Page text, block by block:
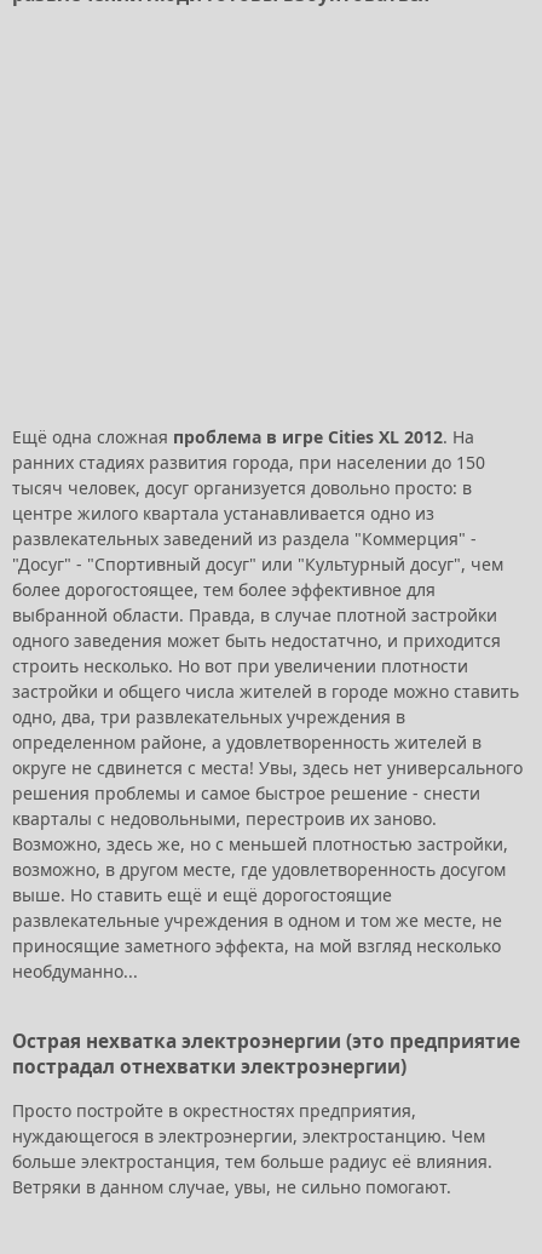
Ещё одна сложная проблема в игре Cities XL 2012. На
ранних стадиях развития города, при населении до 150
тысяч человек, досуг организуется довольно просто: в
центре жилого квартала устанавливается одно из
развлекательных заведений из раздела "Коммерция" -
"Досуг" - "Спортивный досуг" или "Культурный досуг", чем
более дорогостоящее, тем более эффективное для
выбранной области. Правда, в случае плотной застройки
одного заведения может быть недостатчно, и приходится
строить несколько. Но вот при увеличении плотности
застройки и общего числа жителей в городе можно ставить
одно, два, три развлекательных учреждения в
определенном районе, а удовлетворенность жителей в
округе не сдвинется с места! Увы, здесь нет универсального
решения проблемы и самое быстрое решение - снести
кварталы с недовольными, перестроив их заново.
Возможно, здесь же, но с меньшей плотностью застройки,
возможно, в другом месте, где удовлетворенность досугом
выше. Но ставить ещё и ещё дорогостоящие
развлекательные учреждения в одном и том же месте, не
приносящие заметного эффекта, на мой взгляд несколько
необдуманно...
Острая нехватка электроэнергии (это предприятие
пострадал отнехватки электроэнергии)
Просто постройте в окрестностях предприятия,
нуждающегося в электроэнергии, электростанцию. Чем
больше электростанция, тем больше радиус её влияния.
Ветряки в данном случае, увы, не сильно помогают.